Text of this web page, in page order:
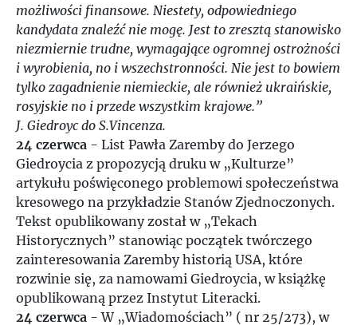
możliwości finansowe. Niestety, odpowiedniego
kandydata znaleźć nie mogę. Jest to zresztą stanowisko
niezmiernie trudne, wymagające ogromnej ostrożności
i wyrobienia, no i wszechstronności. Nie jest to bowiem
tylko zagadnienie niemieckie, ale również ukraińskie,
rosyjskie no i przede wszystkim krajowe.”
J. Giedroyc do S.Vincenza.
24 czerwca - List Pawła Zaremby do Jerzego
Giedroycia z propozycją druku w „Kulturze”
artykułu poświęconego problemowi społeczeństwa
kresowego na przykładzie Stanów Zjednoczonych.
Tekst opublikowany został w „Tekach
Historycznych” stanowiąc początek twórczego
zainteresowania Zaremby historią USA, które
rozwinie się, za namowami Giedroycia, w książkę
opublikowaną przez Instytut Literacki.
24 czerwca - W „Wiadomościach” ( nr 25/273), w